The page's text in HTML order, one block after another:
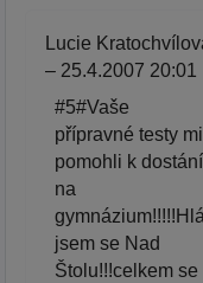
Lucie
– 25.4.2007 20:01
#5#Vaše
přípravné testy mi
pomohli k dostání
na
jsem se Nad
Štolu!!!celkem se